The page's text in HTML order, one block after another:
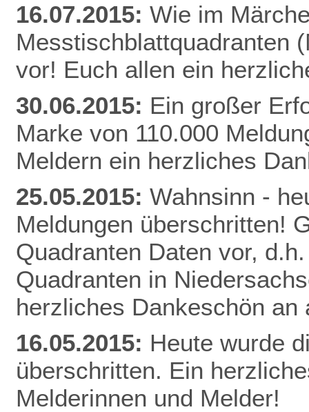
16.07.2015: Wie im
Messtischblattquadranten
vor! Euch allen ein
30.06.2015: Ein großer
Marke von 110.000
Meldern ein herzliches
25.05.2015: Wahnsinn -
Meldungen überschritten!
Quadranten Daten vor,
Quadranten in
herzliches Dankeschön
16.05.2015: Heute wurde
überschritten. Ein
Melderinnen und Melder!